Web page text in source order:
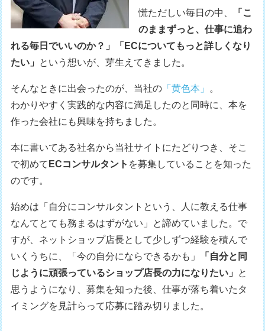
慌ただしい毎日の中、
「こ
のままずっと、仕事に追わ
れる毎日でいいのか？」
「ECについてもっと詳しくなり
たい」 という想いが、芽生えてきました。
そんなときに出会ったのが、当社の 「黄色本」 。
わかりやすく実践的な内容に満足したのと同時に、本を
作った会社にも興味を持ちました。
本に書いてある社名から当社サイトにたどりつき、そこ
で初めて ECコンサルタント を募集していることを知った
のです。
始めは「自分にコンサルタントという、人に教える仕事
なんてとても務まるはずがない」と諦めていました。で
すが、ネットショップ店長として少しずつ経験を積んで
いくうちに、「今の自分にならできるかも」
「自分と同
じように頑張っているショップ店長の力になりたい」 と
思うようになり、募集を知った後、仕事が落ち着いたタ
イミングを見計らって応募に踏み切りました。